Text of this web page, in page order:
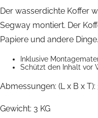
Der wasserdichte Koffer
Segway montiert. Der
Papiere und andere Dinge.
Inklusive
Schützt den Inhalt vor
Abmessungen: (L x B x T):
Gewicht: 3 KG